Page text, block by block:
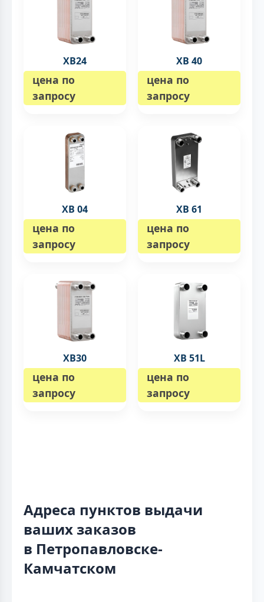
XB24
цена по
запросу
XB 40
цена по
запросу
XB 04
цена по
запросу
XB 61
цена по
запросу
XB30
цена по
запросу
XB 51L
цена по
запросу
Адреса пунктов выдачи
ваших заказов
в Петропавловске-
Камчатском